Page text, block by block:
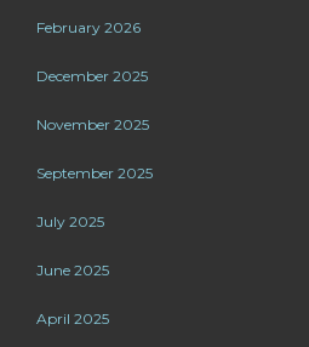
February 2026
December 2025
November 2025
September 2025
July 2025
June 2025
April 2025